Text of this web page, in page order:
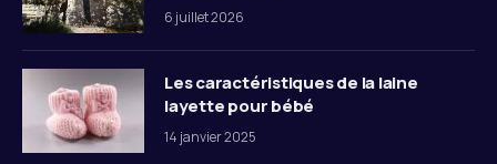
6 juillet 2026
Les caractéristiques de la laine
layette pour bébé
14 janvier 2025